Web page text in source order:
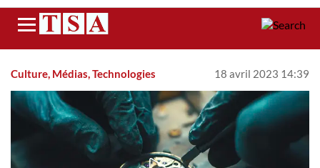
Menu
Culture, Médias, Technologies 18 avril 2023 14:39